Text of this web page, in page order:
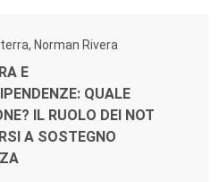
Norman Rivera
E
QUALE
IL RUOLO DEI NOT
A SOSTEGNO